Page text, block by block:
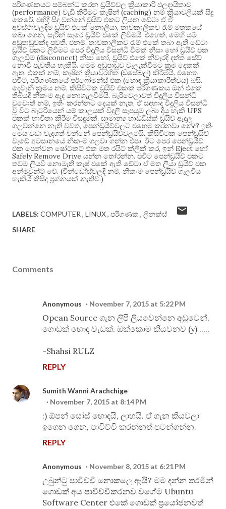
පරිගණකයට සම්බන්ධ කරන ඩ්‍රයිව්වල ක්‍රියාකාරි ඵලදායිතාව
(performance) වැඩි කිරීමට කෑෂින් (caching) නම් ක්‍රියාවලියක් සිදු
කෙරේ. එහිදී සිදු වන්නේ ඩ්‍රයිව් එකට ලියන ඩේටා ඒ ඒ
අවස්ථාවලදීම ඩ්‍රයිව් එකේ නොලියා, තාවකාලිකව රැම් මතකයේ
තබා ගෙන,සැරින් සැරේ ඩ්‍රයිව් එකේ ලිවීමයි.එහෙත්, මෙහි යම්
අඩුපාඩුවක්ද පවතී. එනම්,තාවකාලිකව රැම් එකේ තබා ඇති ඩේටා
ඩ්‍රයිව් එකට ලිවීමට පෙර විදුලිය විසන්ධි වීමක් නිසා හෝ ඩ්‍රයිව් එක
ගැලවීම (disconnect) නිසා හෝ, ඩ්‍රයිව් එකේ නිවැරදි දත්ත සේව්
නොවී පැවතිය හැකියි. මෙම අඩුපාඩුව වැලැක්වීමට ක්‍රම දෙකක්
ඇත. එකක් නම්, කෑෂින් ක්‍රියාවිරහිත (ඩිසේබල්) කිරීමයි. එහෙත්
එවිට, පරිගණකයේ පර්ෆෝමන්ස් එක (හොඳ ක්‍රියාකාරිත්වය) බසී.
දෙවැනි ක්‍රමය නම්, කිසිවිටක ඩ්‍රයිව් එකක් පරිගණකය ඔන් එකේ
තිබියදී නිකංම ඇද නොගැලවීමයි. බැරිවෙලාවත් විදුලිය විසන්ධි
වුවොත් නම්, ඉතිං කරන්නට දෙයක් නැත.ඒ සඳහාද විදුලිය විසන්ධි
වූ විට බැටරියෙන් යම් කාලයක් විදුලි සැපයුම ලබා දිය හැකි UPS
එකක් භාවිතා කිරීම විසඳුමක්. සාමාන්‍ය හාඩ්ඩිස්ක් ඩ්‍රයිව් ඇදල
ගලවන්නෙ නැති වුවත්,පෙන්ඩ්‍රයිව්වලට එහෙම කරනවා නේද? ඉතිං
මෙය වඩා වැදගත් වන්නේ පෙන්ඩ්‍රයිව්වලටයි. කිසිවිටක පෙන්ඩ්‍රයිව්
වැඩේ අවසානයේ නිකංම ගලවා ගන්න එපා. ඊට පෙර පෙන්ඩ්‍රයිව්
එක පෙන්වන ෂෝට්කට් එක මත රයිට් ක්ලික් කර, ඉන් Eject හෝ
Safely Remove Drive යන්න තෝරන්න.එවිට පෙන්ඩ්‍රයිව් එකට
තවම ලියවී නොමැති කෑෂ් එකේ ඇති ඩේටා ඒ මත ලියා ඩ්‍රයිව් එක
අන්මවුන්ට් වේ. (වින්ඩෝස්වලදී නම්, නිකංම පෙන්ඩ්‍රයිව් ගැලවිය
හැකියි කිසිදු ප්‍රශ්නයක් නැතිව.)
LABELS: COMPUTER LINUX පරිගණක ලිනක්ස්
SHARE
Comments
Anonymous November 7, 2015 at 5:22 PM
Opean Source ගැන ලිපි ලියවෙන්නෙ අඩුවෙන්.
ගොඩක් හොඳ වැඩක්. ඔක්කොම කියවනව (y) .....
-Shahsi RULZ
REPLY
Sumith Wanni Arachchige
November 7, 2015 at 8:14 PM
:) ඕපන් සෝස් හොඳයි, ලාභයි. ඒ ගැන කියවලා
ඉගෙන ගෙන, පාවිච්චි කරන්නත් පටන්ගන්න.
REPLY
Anonymous November 8, 2015 at 6:21 PM
උබුන්‍ටු පාවිච්චි නොකලෙ ඇයි? මම දන්න තරමින්
ගොඩක් අය පාවිච්චිකරනව වගේම Ubuntu
Software Center එකේ ගොඩක් ප්‍රයෝජනවත්